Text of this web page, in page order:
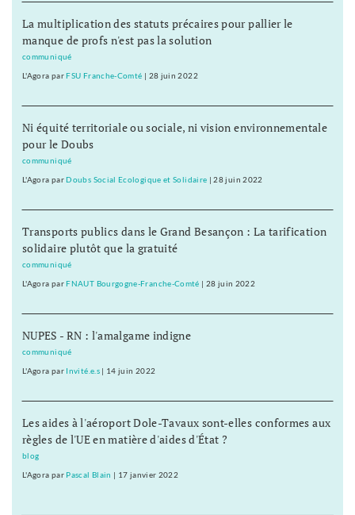
La multiplication des statuts précaires pour pallier le
manque de profs n'est pas la solution
communiqué
L'Agora par FSU Franche-Comté 28 juin 2022
Ni équité territoriale ou sociale, ni vision environnementale
pour le Doubs
communiqué
L'Agora par Doubs Social Ecologique et Solidaire |28 juin 2022
Transports publics dans le Grand Besançon : La tarification
solidaire plutôt que la gratuité
communiqué
L'Agora par FNAUT Bourgogne-Franche-Comté 28 juin 2022
NUPES - RN : l'amalgame indigne
communiqué
L'Agora par Invité.e.s| 14 juin 2022
Les aides à l'aéroport Dole-Tavaux sont-elles conformes aux
règles de l'UE en matière d'aides d'État ?
blog
L'Agora par Pascal Blain 17 janvier 2022